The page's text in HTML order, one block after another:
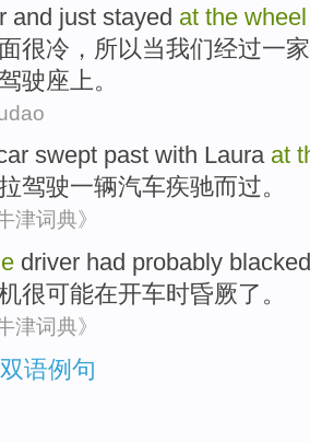
and just stayed at the wheel
很冷 ， 所以当我们经过一
驶座 上。
swept past with Laura at
驾驶一辆汽车疾驰而过。
津词典》
driver had probably blacked
很可能在开车时昏厥了。
津词典》
语例句